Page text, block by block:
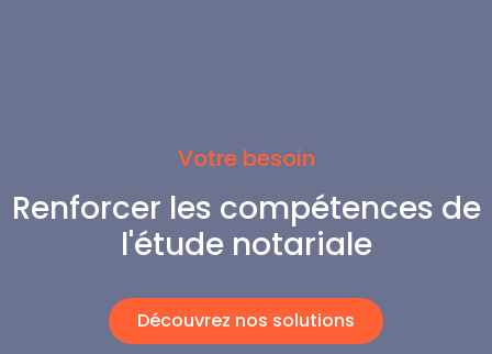
Votre besoin
Renforcer les compétences de
l'étude notariale
Découvrez nos solutions